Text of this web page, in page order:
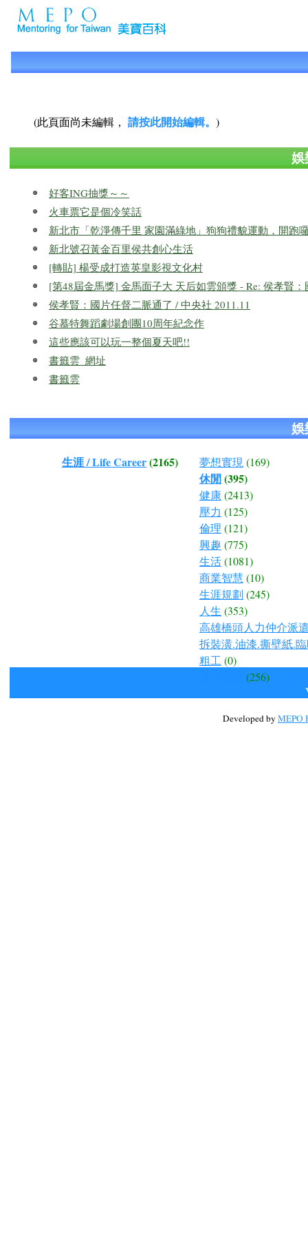
(此頁面尚未編輯， 請按此開始編輯。 )
娛
好客ING抽獎～～
火車票它是個冷笑話
新北市「乾淨傳千里 家園滿綠地」狗狗禮貌運動，開跑
新北號召黃金百里侯共創心生活
[轉貼] 楊受成打造英皇影視文化村
[第48屆金馬獎] 金馬面子大 天后如雲頒獎 - Re: 侯孝賢
侯孝賢：國片任督二脈通了 / 中央社 2011.11
谷慕特舞蹈劇場創團10周年紀念作
這些應該可以玩一整個夏天吧!!
書籤雲_網址
書籤雲
娛
生涯 / Life Career(2165) 夢想實現(169)
休閒(395)
健康(2413)
壓力 (125)
倫理 (121)
興趣 (775)
生活(1081)
商業智慧 (10)
生涯規劃 (245)
人生 (353)
高雄橋頭人力仲介派
拆裝潢.油漆.撕壁紙.
粗工(0)
(256)
Developed by MEPO